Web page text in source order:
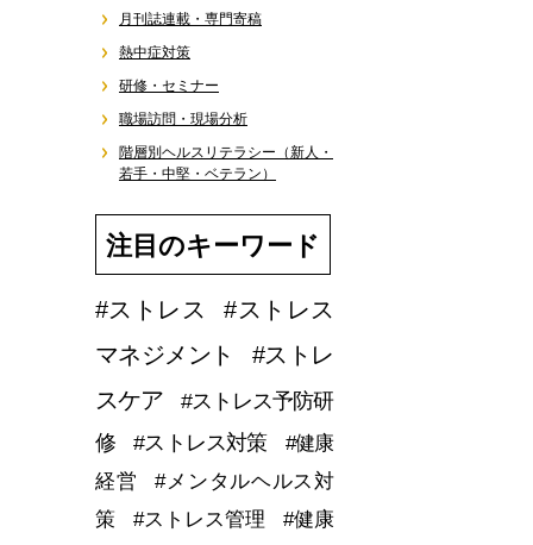
月刊誌連載・専門寄稿
熱中症対策
研修・セミナー
職場訪問・現場分析
階層別ヘルスリテラシー（新人・
若手・中堅・ベテラン）
注目のキーワード
#ストレス
#ストレス
マネジメント
#ストレ
スケア
#ストレス予防研
修
#ストレス対策
#健康
経営
#メンタルヘルス対
策
#ストレス管理
#健康